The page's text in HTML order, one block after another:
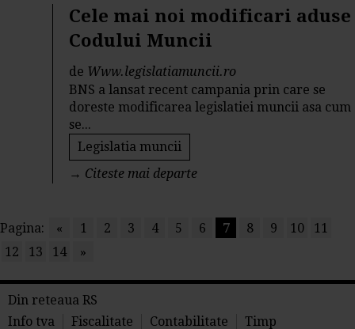
Cele mai noi modificari aduse
Codului Muncii
de Www.legislatiamuncii.ro
BNS a lansat recent campania prin care se
doreste modificarea legislatiei muncii asa cum
se...
Legislatia muncii
→ Citeste mai departe
Pagina: « 1 2 3 4 5 6 7 8 9 10
11
12
13 14 »
Din reteaua RS
Info tva
Fiscalitate Contabilitate Timp